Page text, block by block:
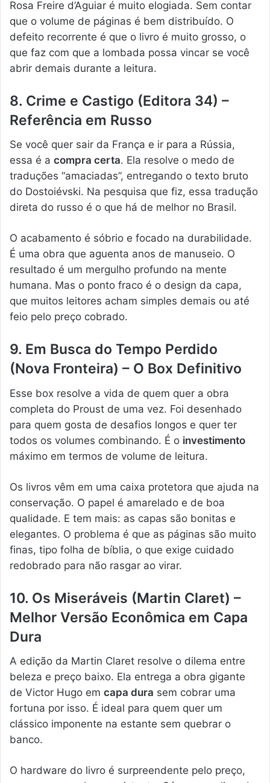
Rosa Freire d’Aguiar é muito elogiada. Sem contar
que o volume de páginas é bem distribuído. O
defeito recorrente é que o livro é muito grosso, o
que faz com que a lombada possa vincar se você
abrir demais durante a leitura.
8. Crime e Castigo (Editora 34) –
Referência em Russo
Se você quer sair da França e ir para a Rússia,
essa é a compra certa. Ela resolve o medo de
traduções “amaciadas”, entregando o texto bruto
do Dostoiévski. Na pesquisa que fiz, essa tradução
direta do russo é o que há de melhor no Brasil.
O acabamento é sóbrio e focado na durabilidade.
É uma obra que aguenta anos de manuseio. O
resultado é um mergulho profundo na mente
humana. Mas o ponto fraco é o design da capa,
que muitos leitores acham simples demais ou até
feio pelo preço cobrado.
9. Em Busca do Tempo Perdido
(Nova Fronteira) – O Box Definitivo
Esse box resolve a vida de quem quer a obra
completa do Proust de uma vez. Foi desenhado
para quem gosta de desafios longos e quer ter
todos os volumes combinando. É o investimento
máximo em termos de volume de leitura.
Os livros vêm em uma caixa protetora que ajuda na
conservação. O papel é amarelado e de boa
qualidade. E tem mais: as capas são bonitas e
elegantes. O problema é que as páginas são muito
finas, tipo folha de bíblia, o que exige cuidado
redobrado para não rasgar ao virar.
10. Os Miseráveis (Martin Claret) –
Melhor Versão Econômica em Capa
Dura
A edição da Martin Claret resolve o dilema entre
beleza e preço baixo. Ela entrega a obra gigante
de Victor Hugo em capa dura sem cobrar uma
fortuna por isso. É ideal para quem quer um
clássico imponente na estante sem quebrar o
banco.
O hardware do livro é surpreendente pelo preço,